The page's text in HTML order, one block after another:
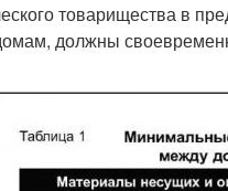
товарищества в
должны